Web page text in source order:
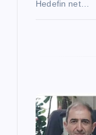
Hedefin net…